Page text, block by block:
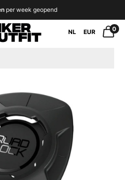
per week geopend
NL EUR 0